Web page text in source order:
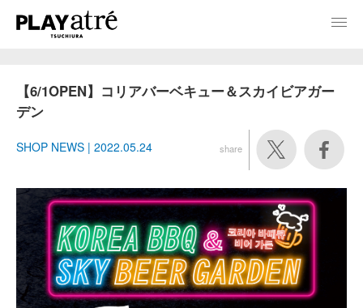
【6/1OPEN】コリアバーベキュー＆スカイビアガー
デン
SHOP NEWS | 2022.05.24 share